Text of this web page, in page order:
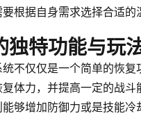
根据自身需求选择合适的
独特功能与玩
统不仅仅是一个简单的恢
体力，并提高一定的战
够增加防御力或是技能